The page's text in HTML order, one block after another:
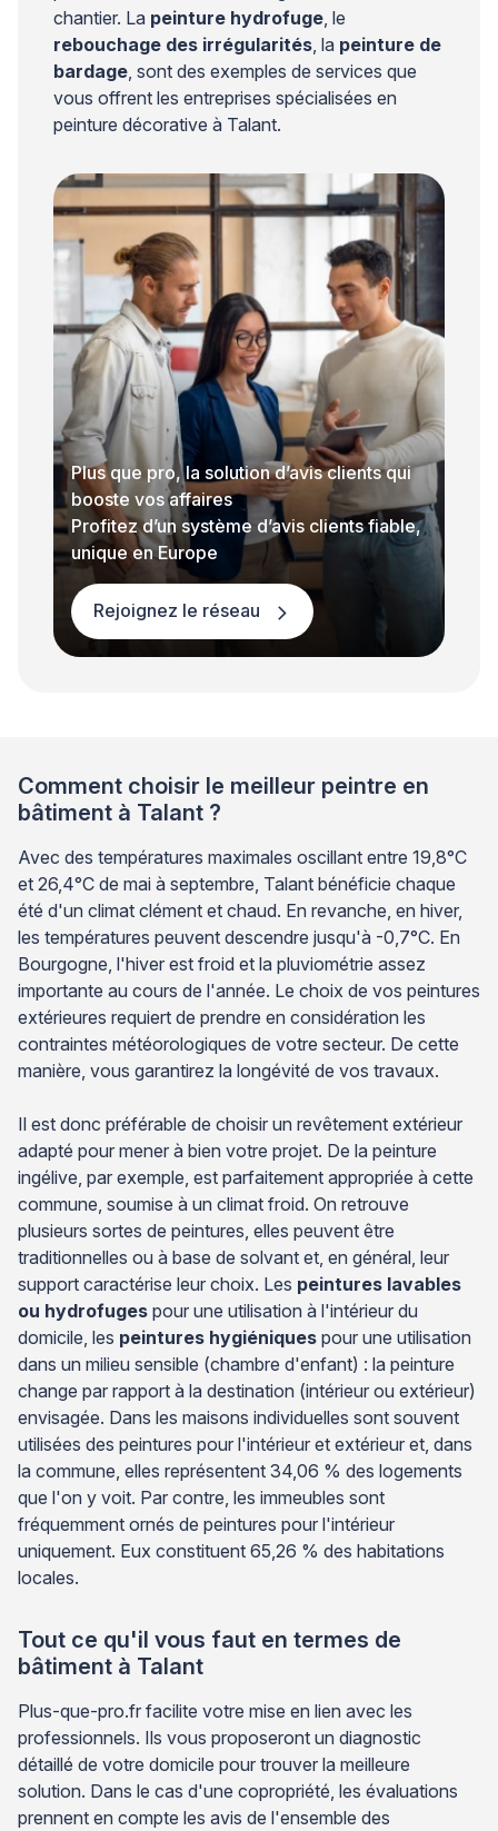
chantier. La peinture hydrofuge , le
rebouchage des irrégularités , la peinture de
bardage , sont des exemples de services que
vous offrent les entreprises spécialisées en
peinture décorative à Talant.
Plus que pro, la solution d’avis clients qui
booste vos affaires
Profitez d’un système d’avis clients fiable,
unique en Europe
Rejoignez le réseau
Comment choisir le meilleur peintre en
bâtiment à Talant ?
Avec des températures maximales oscillant entre 19,8°C
et 26,4°C de mai à septembre, Talant bénéficie chaque
été d'un climat clément et chaud. En revanche, en hiver,
les températures peuvent descendre jusqu'à -0,7°C. En
Bourgogne, l'hiver est froid et la pluviométrie assez
importante au cours de l'année. Le choix de vos peintures
extérieures requiert de prendre en considération les
contraintes météorologiques de votre secteur. De cette
manière, vous garantirez la longévité de vos travaux.
Il est donc préférable de choisir un revêtement extérieur
adapté pour mener à bien votre projet. De la peinture
ingélive, par exemple, est parfaitement appropriée à cette
commune, soumise à un climat froid. On retrouve
plusieurs sortes de peintures, elles peuvent être
traditionnelles ou à base de solvant et, en général, leur
support caractérise leur choix. Les peintures lavables
ou hydrofuges pour une utilisation à l'intérieur du
domicile, les peintures hygiéniques pour une utilisation
dans un milieu sensible (chambre d'enfant) : la peinture
change par rapport à la destination (intérieur ou extérieur)
envisagée. Dans les maisons individuelles sont souvent
utilisées des peintures pour l'intérieur et extérieur et, dans
la commune, elles représentent 34,06 % des logements
que l'on y voit. Par contre, les immeubles sont
fréquemment ornés de peintures pour l'intérieur
uniquement. Eux constituent 65,26 % des habitations
locales.
Tout ce qu'il vous faut en termes de
bâtiment à Talant
Plus-que-pro.fr facilite votre mise en lien avec les
professionnels. Ils vous proposeront un diagnostic
détaillé de votre domicile pour trouver la meilleure
solution. Dans le cas d'une copropriété, les évaluations
prennent en compte les avis de l'ensemble des